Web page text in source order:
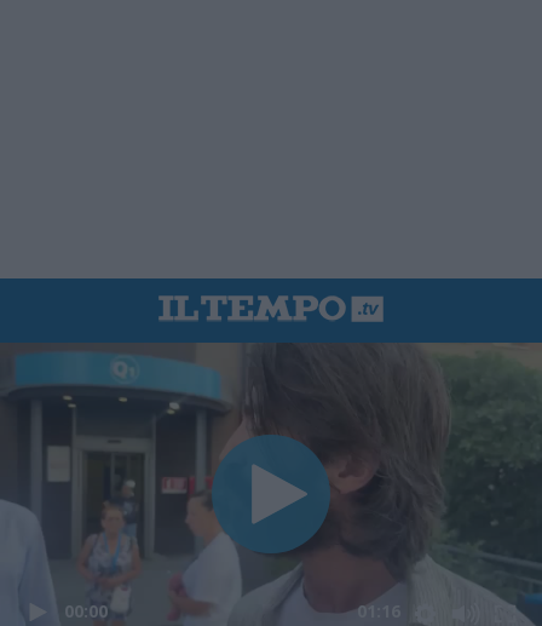
00:00 01:16